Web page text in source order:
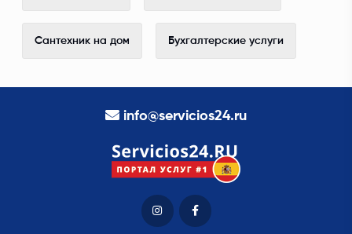
Сантехник на дом Бухгалтерские услуги
info@servicios24.ru